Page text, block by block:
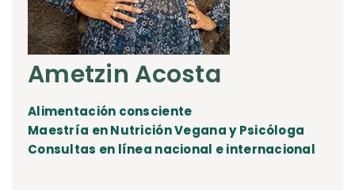
Ametzin Acosta
Alimentación consciente
Maestría en Nutrición Vegana y Psicóloga
Consultas en línea nacional e internacional